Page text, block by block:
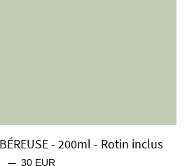
- 200ml - Rotin inclus
— Prix régulier
30 EUR